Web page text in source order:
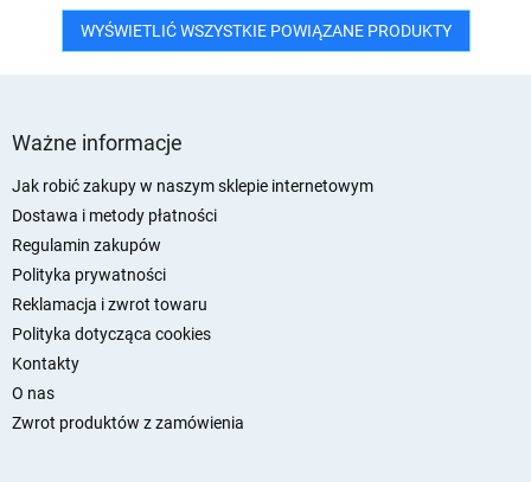
WYŚWIETLIĆ WSZYSTKIE POWIĄZANE PRODUKTY
Ważne informacje
Jak robić zakupy w naszym sklepie internetowym
Dostawa i metody płatności
Regulamin zakupów
Polityka prywatności
Reklamacja i zwrot towaru
Polityka dotycząca cookies
Kontakty
O nas
Zwrot produktów z zamówienia